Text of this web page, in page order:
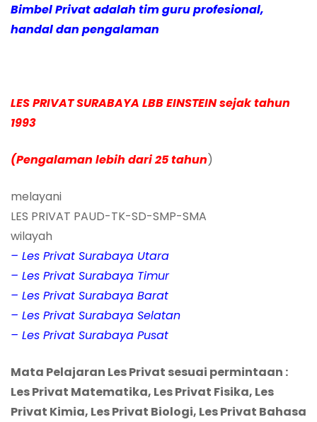
Bimbel Privat adalah tim guru profesional,
handal dan pengalaman
LES PRIVAT SURABAYA LBB EINSTEIN sejak tahun
1993
(Pengalaman lebih dari 25 tahun)
melayani
LES PRIVAT PAUD-TK-SD-SMP-SMA
wilayah
– Les Privat Surabaya Utara
– Les Privat Surabaya Timur
– Les Privat Surabaya Barat
– Les Privat Surabaya Selatan
– Les Privat Surabaya Pusat
Mata Pelajaran Les Privat sesuai permintaan :
Les Privat Matematika, Les Privat Fisika, Les
Privat Kimia, Les Privat Biologi, Les Privat Bahasa